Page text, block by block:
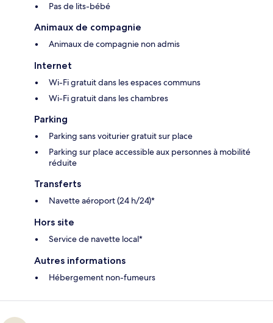
Pas de lits-bébé
Animaux de compagnie
Animaux de compagnie non admis
Internet
Wi-Fi gratuit dans les espaces communs
Wi-Fi gratuit dans les chambres
Parking
Parking sans voiturier gratuit sur place
Parking sur place accessible aux personnes à mobilité
réduite
Transferts
Navette aéroport (24 h/24)*
Hors site
Service de navette local*
Autres informations
Hébergement non-fumeurs